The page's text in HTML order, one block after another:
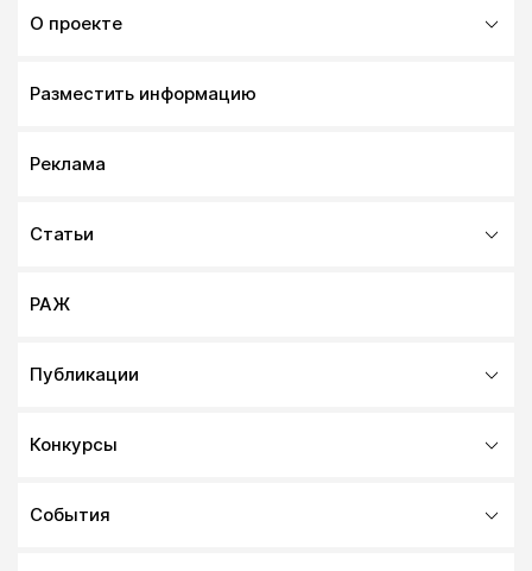
О проекте
Разместить информацию
Реклама
Статьи
РАЖ
Публикации
Конкурсы
События